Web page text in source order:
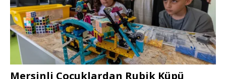
Mersinli Çocuklardan Rubik Küpü